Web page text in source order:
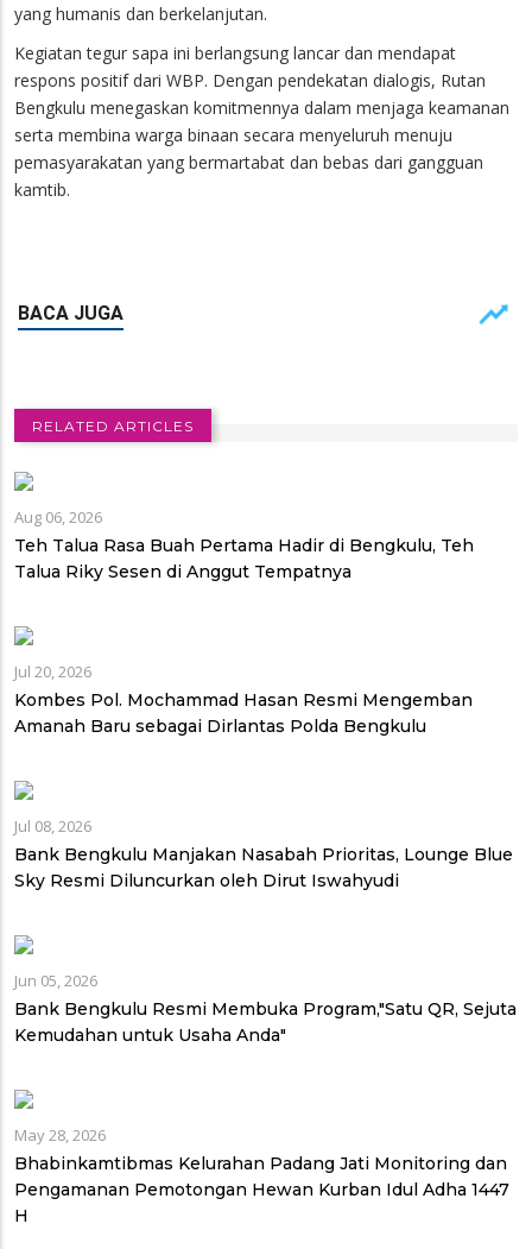
yang humanis dan berkelanjutan.
Kegiatan tegur sapa ini berlangsung lancar dan mendapat
respons positif dari WBP. Dengan pendekatan dialogis, Rutan
Bengkulu menegaskan komitmennya dalam menjaga keamanan
serta membina warga binaan secara menyeluruh menuju
pemasyarakatan yang bermartabat dan bebas dari gangguan
kamtib.
RELATED ARTICLES
Aug 06, 2026
Teh Talua Rasa Buah Pertama Hadir di Bengkulu, Teh
Talua Riky Sesen di Anggut Tempatnya
Jul 20, 2026
Kombes Pol. Mochammad Hasan Resmi Mengemban
Amanah Baru sebagai Dirlantas Polda Bengkulu
Jul 08, 2026
Bank Bengkulu Manjakan Nasabah Prioritas, Lounge Blue
Sky Resmi Diluncurkan oleh Dirut Iswahyudi
Jun 05, 2026
Bank Bengkulu Resmi Membuka Program,"Satu QR, Sejuta
Kemudahan untuk Usaha Anda"
May 28, 2026
Bhabinkamtibmas Kelurahan Padang Jati Monitoring dan
Pengamanan Pemotongan Hewan Kurban Idul Adha 1447
H